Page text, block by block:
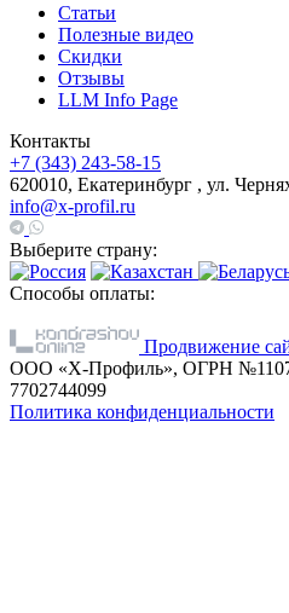
Статьи
Полезные видео
Скидки
Отзывы
LLM Info Page
Контакты
+7 (343) 243-58-15
620010, Екатеринбург , ул.
info@x-profil.ru
Выберите страну:
Способы оплаты:
Продвижение
ООО «Х-Профиль», ОГРН
7702744099
Политика конфиденциальности